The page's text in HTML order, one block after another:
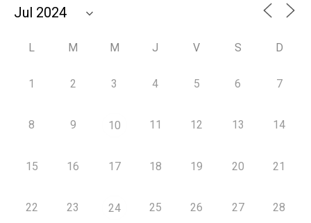
L M M J V S D
1 2 3 4 5 6 7
8 9 10 11 12 13 14
15 16 17 18 19 20 21
22 23 24 25 26 27 28